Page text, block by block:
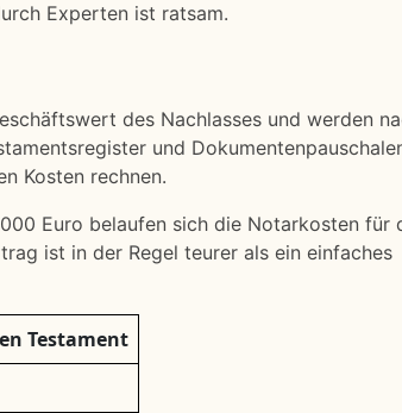
Experten ist ratsam.
des Nachlasses und werden
und
Kosten rechnen.
Euro belaufen sich die Notarkosten für
ist in der Regel teurer als ein einfaches
Testament